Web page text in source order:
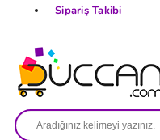
Sipariş Takibi